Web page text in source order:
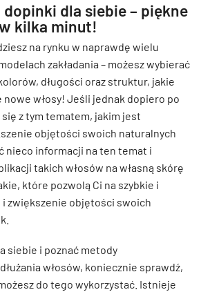
dla siebie – piękne
kilka minut!
na rynku w naprawdę wielu
zakładania – możesz wybierać
długości oraz struktur, jakie
nowe włosy! Jeśli jednak dopiero po
z tym tematem, jakim jest
objętości swoich naturalnych
nieco informacji na ten temat i
takich włosów na własną skórę
które pozwolą Ci na szybkie i
i zwiększenie objętości swoich
siebie i poznać metody
włosów, koniecznie sprawdź,
do tego wykorzystać. Istnieje